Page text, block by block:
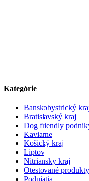
Kategórie
Banskobystrický kraj
Bratislavský kraj
Dog friendly
Kaviarne
Košický kraj
Liptov
Nitriansky kraj
Otestované produkty
Podujatia